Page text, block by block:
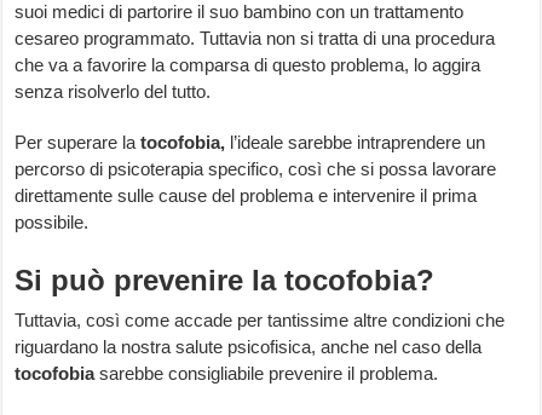
suoi medici di partorire il suo bambino con un trattamento
cesareo programmato. Tuttavia non si tratta di una procedura
che va a favorire la comparsa di questo problema, lo aggira
senza risolverlo del tutto.
Per superare latocofobia, l’ideale sarebbe intraprendere un
percorso di psicoterapia specifico, così che si possa lavorare
direttamente sulle cause del problema e intervenire il prima
possibile.
Si può prevenire la tocofobia?
Tuttavia, così come accade per tantissime altre condizioni che
riguardano la nostra salute psicofisica, anche nel caso della
tocofobiasarebbe consigliabile prevenire il problema.